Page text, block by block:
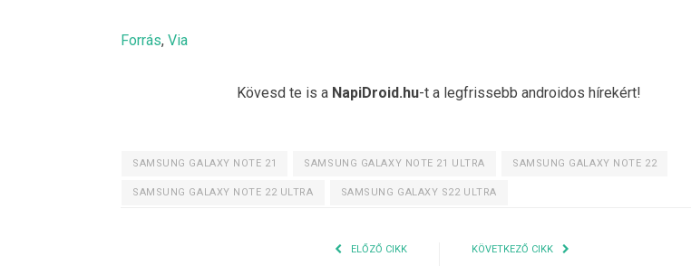
Forrás, Via
Kövesd te is a NapiDroid.hu-t a legfrissebb androidos hírekért!
SAMSUNG GALAXY NOTE 21 SAMSUNG GALAXY NOTE 21 ULTRA SAMSUNG GALAXY NOTE 22
SAMSUNG GALAXY NOTE 22 ULTRA SAMSUNG GALAXY S22 ULTRA
ELŐZŐ CIKK KÖVETKEZŐ CIKK